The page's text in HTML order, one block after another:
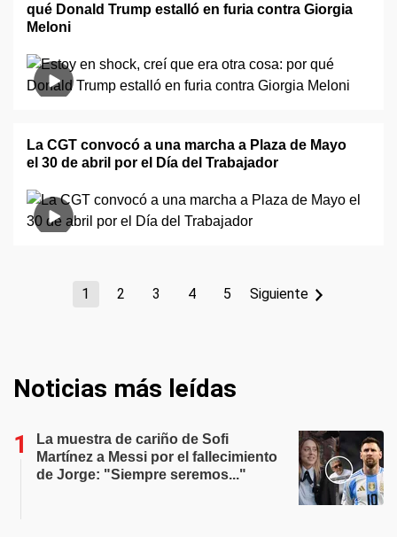
qué Donald Trump estalló en furia contra Giorgia
Meloni
La CGT convocó a una marcha a Plaza de Mayo
el 30 de abril por el Día del Trabajador
1 2 3 4 5 Siguiente
Noticias más leídas
La muestra de cariño de Sofi
Martínez a Messi por el fallecimiento
de Jorge: "Siempre seremos..."